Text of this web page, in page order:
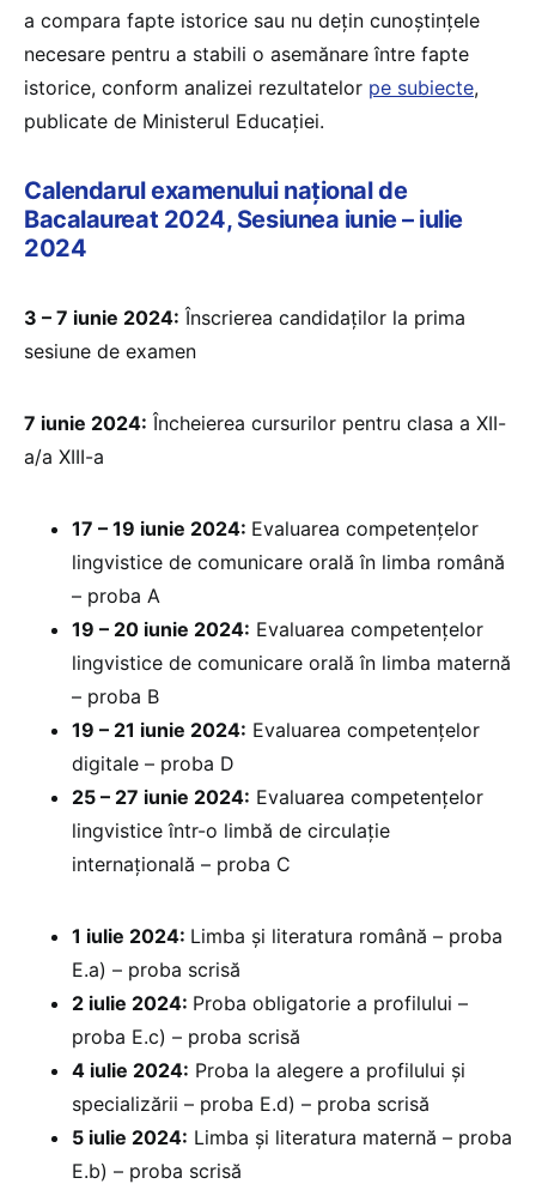
a compara fapte istorice sau nu dețin cunoștințele
necesare pentru a stabili o asemănare între fapte
istorice, conform analizei rezultatelor pe subiecte,
publicate de Ministerul Educației.
Calendarul examenului național de
Bacalaureat 2024, Sesiunea iunie – iulie
2024
3 – 7 iunie 2024: Înscrierea candidaților la prima
sesiune de examen
7 iunie 2024: Încheierea cursurilor pentru clasa a XII-
a/a XIII-a
17 – 19 iunie 2024: Evaluarea competențelor
lingvistice de comunicare orală în limba română
– proba A
19 – 20 iunie 2024: Evaluarea competențelor
lingvistice de comunicare orală în limba maternă
– proba B
19 – 21 iunie 2024: Evaluarea competențelor
digitale – proba D
25 – 27 iunie 2024: Evaluarea competențelor
lingvistice într-o limbă de circulație
internațională – proba C
1 iulie 2024: Limba și literatura română – proba
E.a) – proba scrisă
2 iulie 2024: Proba obligatorie a profilului –
proba E.c) – proba scrisă
4 iulie 2024: Proba la alegere a profilului și
specializării – proba E.d) – proba scrisă
5 iulie 2024: Limba și literatura maternă – proba
E.b) – proba scrisă